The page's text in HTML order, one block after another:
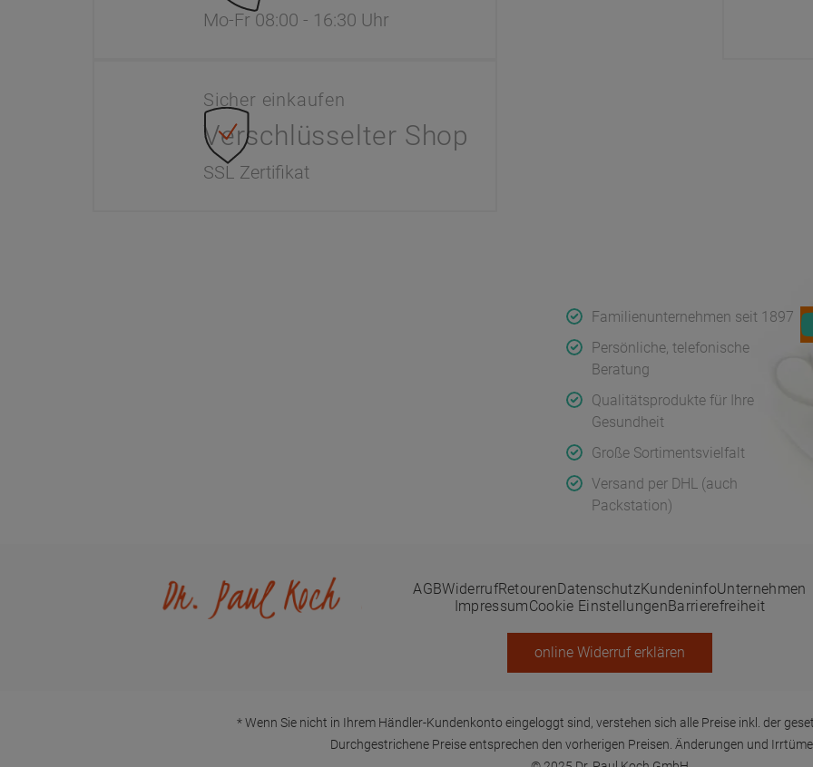
Mo-Fr 08:00 - 16:30 Uhr
Sicher einkaufen
Verschlüsselter Shop
SSL Zertifikat
Familienunternehmen seit 1897
Persönliche, telefonische
Beratung
Qualitätsprodukte für Ihre
Gesundheit
Große Sortimentsvielfalt
Versand per DHL (auch
Packstation)
AGBWiderrufRetourenDatenschutzKundeninfoUnternehmen
ImpressumCookie EinstellungenBarrierefreiheit
online Widerruf erklären
* Wenn Sie nicht in Ihrem Händler-Kundenkonto eingeloggt sind, verstehen sich alle Preise inkl. der
Durchgestrichene Preise entsprechen den vorherigen Preisen. Änderungen und